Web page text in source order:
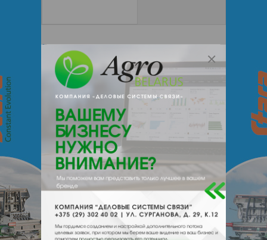
+ 375
www.rusorus.com
e-mail:rusorus@yandex.ru
220007, , , , Минск, Володько 6 пом 9
каб 2
Отзывы Еще